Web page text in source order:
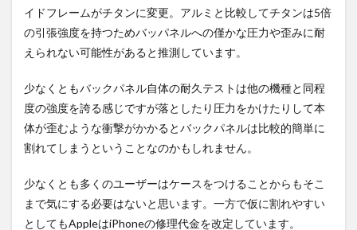
イドフレームがチタンに変更。アルミと比較してチタンは5倍
の引張強度を持つためバッパネルへの僅かな圧力や歪みに耐
えられない可能性があると推測しています。
少なくともバックパネル自体の耐久テストは他の機種と同程
度の強度を誇る感じですが落としたり圧力をかけたりして本
体が歪むような衝撃がかかるとバックパネルは比較的簡単に
割れてしまうということなのかもしれません。
少なくとも多くのユーザーはケースをつけることからもそこ
まで気にする必要はないと思います。一方で仮に割れやすい
としてもAppleはiPhoneの修理代金を改定しています。